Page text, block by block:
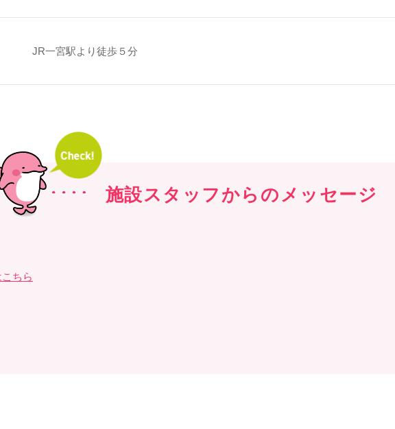
JR一宮駅より徒歩５分
施設スタッフからのメッセージ
ちら